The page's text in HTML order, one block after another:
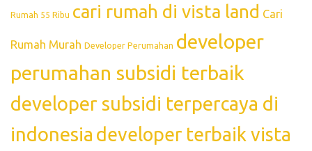
Rumah 55 Ribu cari rumah di vista land Cari
Rumah Murah Developer Perumahan developer
perumahan subsidi terbaik
developer subsidi terpercaya di
indonesia developer terbaik vista